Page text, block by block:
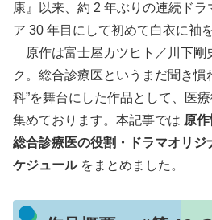
康』以来、約 2 年ぶりの連続ドラ
ア 30 年目にして初めて白衣に袖
原作は富士屋カツヒト／川下剛
ク。総合診療医というまだ聞き慣
科”を舞台にした作品として、医
集めております。本記事では 原
総合診療医の役割・ドラマオリジ
ケジュールをまとめました。